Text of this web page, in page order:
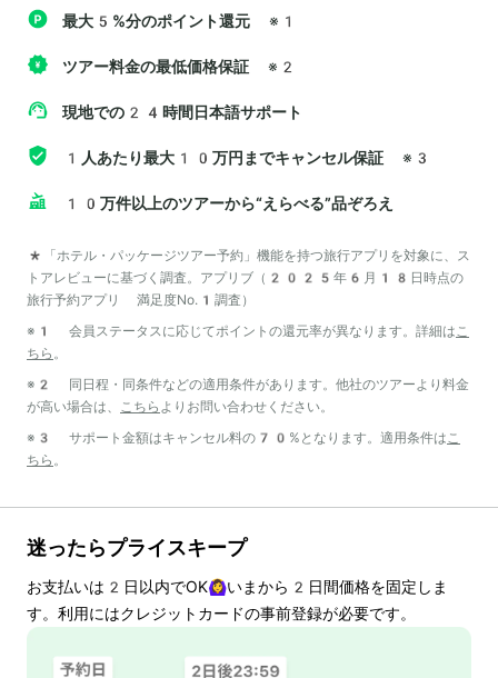
最大5%分のポイント還元 ※1
ツアー料金の最低価格保証 ※2
現地での24時間日本語サポート
1人あたり最大10万円までキャンセル保証 ※3
10万件以上のツアーから“えらべる”品ぞろえ
*「ホテル・パッケージツアー予約」機能を持つ旅行アプリを対象に、ス
トアレビューに基づく調査。アプリブ（2025年6月18日時点の
旅行予約アプリ 満足度No.1調査）
※1 会員ステータスに応じてポイントの還元率が異なります。詳細は こ
ちら 。
※2 同日程・同条件などの適用条件があります。他社のツアーより料金
が高い場合は、
こちら よりお問い合わせください。
※3 サポート金額はキャンセル料の70%となります。適用条件は こ
ちら 。
迷ったらプライスキープ
お支払いは 2 日以内でOK🙆‍♀️いまから 2 日間価格を固定しま
す。利用にはクレジットカードの事前登録が必要です。